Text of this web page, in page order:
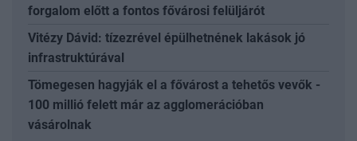
forgalom előtt a fontos fővárosi felüljárót
Vitézy Dávid: tízezrével épülhetnének lakások jó
infrastruktúrával
Tömegesen hagyják el a fővárost a tehetős vevők -
100 millió felett már az agglomerációban
vásárolnak